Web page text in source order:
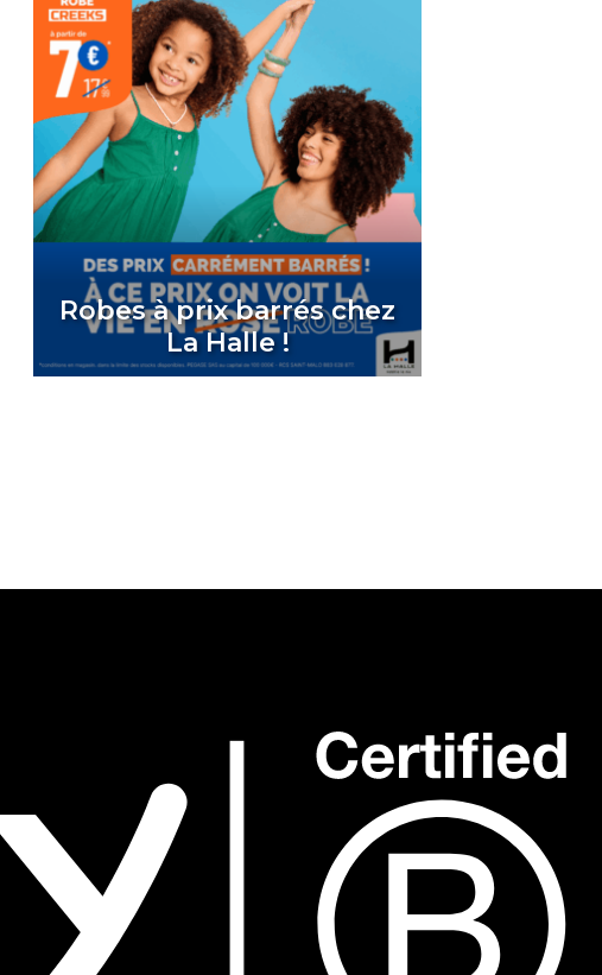
Robes à prix barrés chez
La Halle !